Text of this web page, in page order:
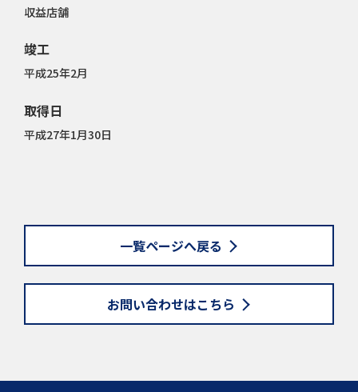
収益店舗
竣工
平成25年2月
取得日
平成27年1月30日
一覧ページへ戻る
お問い合わせはこちら